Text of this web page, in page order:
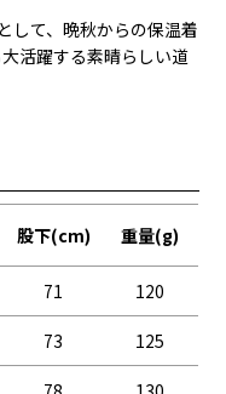
して、晩秋からの保温着
活躍する素晴らしい道
股下(cm) 重量(g)
71 120
73 125